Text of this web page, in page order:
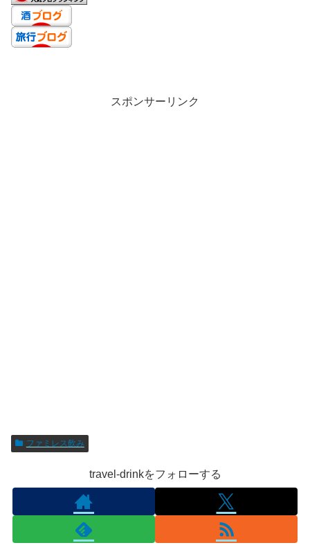
スポンサーリンク
ファミレス飲み
travel-drinkをフォローする